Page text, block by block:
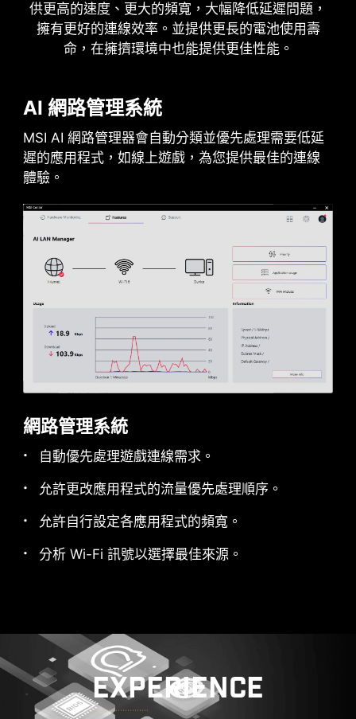
供更高的速度、更大的頻寬，大幅降低延遲問題，
擁有更好的連線效率。並提供更長的電池使用壽
命，在擁擠環境中也能提供更佳性能。
AI 網路管理系統
MSI AI 網路管理器會自動分類並優先處理需要低延
遲的應用程式，如線上遊戲，為您提供最佳的連線
體驗。
網路管理系統
自動優先處理遊戲連線需求。
允許更改應用程式的流量優先處理順序。
允許自行設定各應用程式的頻寬。
分析 Wi-Fi 訊號以選擇最佳來源。
2.5 x
Power Excursion
前置 USB TYPE-C
並可配合 MSI 機殼一起建構系統主機，可獲得最便
捷的體驗。
EXPERIENCE